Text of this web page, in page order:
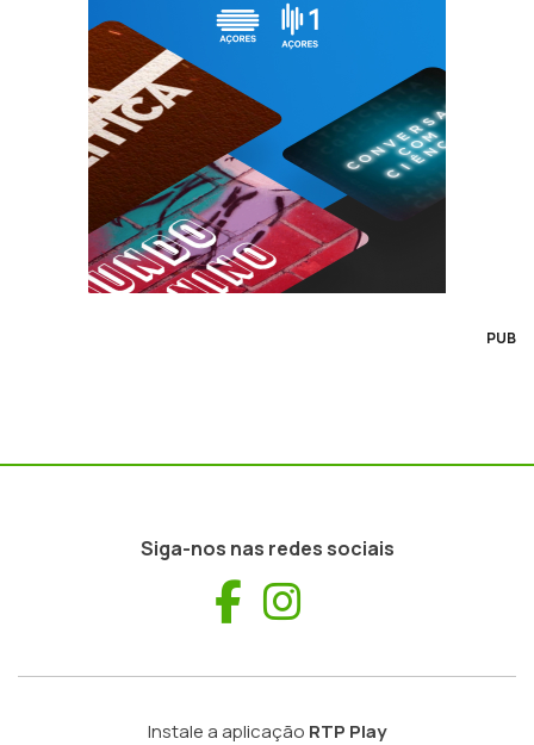
PUB
Siga-nos nas redes sociais
Facebook
Instale a aplicação RTP Play